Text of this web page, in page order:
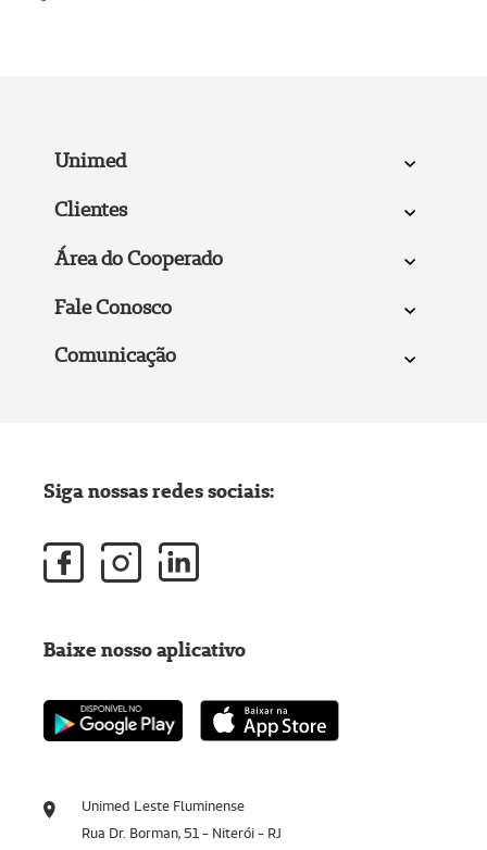
Unimed
Clientes
Área do Cooperado
Fale Conosco
Comunicação
Unimed Leste Fluminense
Rua Dr. Borman, 51 - Niterói - RJ
Siga nossas redes sociais:
Baixe nosso aplicativo